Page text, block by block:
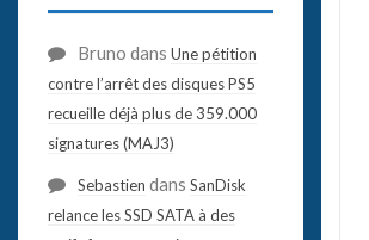
Bruno dans Une pétition
contre l’arrêt des disques PS5
recueille déjà plus de 359.000
signatures (MAJ3)
Sebastien dans SanDisk
relance les SSD SATA à des